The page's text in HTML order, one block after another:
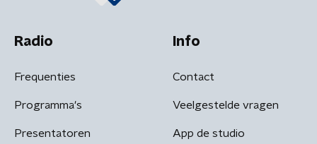
Radio
Frequenties
Programma's
Presentatoren
Info
Contact
Veelgestelde vragen
App de studio